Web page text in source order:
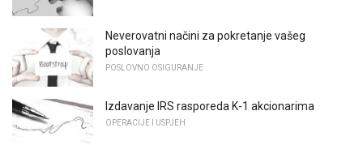
Neverovatni načini za pokretanje vašeg
poslovanja
POSLOVNO OSIGURANJE
Izdavanje IRS rasporeda K-1 akcionarima
OPERACIJE I USPJEH